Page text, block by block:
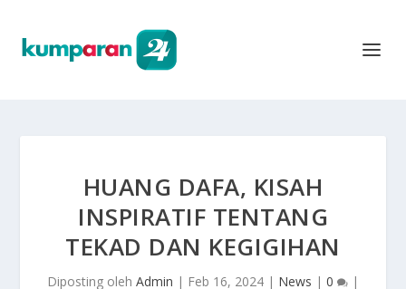
HUANG DAFA, KISAH
INSPIRATIF TENTANG
TEKAD DAN KEGIGIHAN
Diposting oleh Admin | Feb 16, 2024 | News | 0 |